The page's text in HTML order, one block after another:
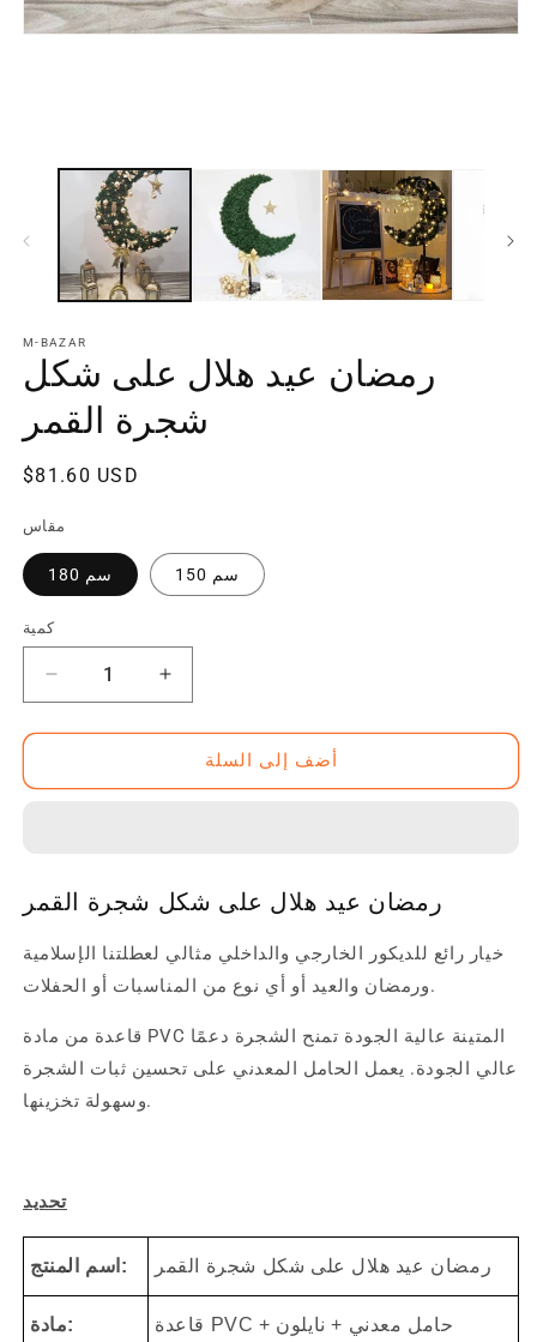
M-BAZAR
رمضان عيد هلال على شكل
شجرة القمر
سعر
$81.60 USD
مقاس
180 سم 150 سم
كمية
ل
عيد
شجرة
زيادة
ل
رمضان
عيد
شجرة
أضف إلى السلة
رمضان عيد هلال على شكل شجرة القمر
خيار رائع للديكور الخارجي والداخلي مثالي لعطلتنا الإسلامية
ورمضان والعيد أو أي نوع من المناسبات أو الحفلات.
قاعدة من مادة PVC المتينة عالية الجودة تمنح الشجرة دعمًا
عالي الجودة. يعمل الحامل المعدني على تحسين ثبات الشجرة
وسهولة تخزينها.
تحديد
اسم المنتج: رمضان عيد هلال على شكل شجرة القمر
مادة: